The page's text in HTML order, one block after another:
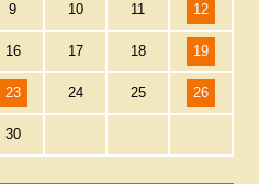
9 10 11 12
16 17 18 19
23 24 25 26
30